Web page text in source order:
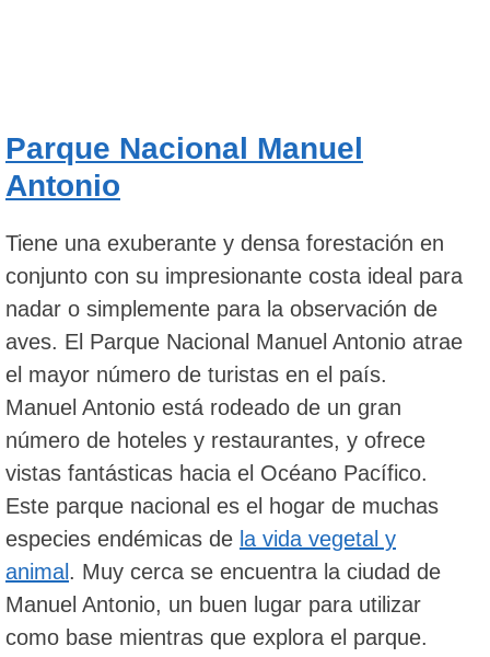
Parque Nacional Manuel
Antonio
Tiene una exuberante y densa forestación en
conjunto con su impresionante costa ideal para
nadar o simplemente para la observación de
aves. El Parque Nacional Manuel Antonio atrae
el mayor número de turistas en el país.
Manuel Antonio está rodeado de un gran
número de hoteles y restaurantes, y ofrece
vistas fantásticas hacia el Océano Pacífico.
Este parque nacional es el hogar de muchas
especies endémicas de la vida vegetal y
animal . Muy cerca se encuentra la ciudad de
Manuel Antonio, un buen lugar para utilizar
como base mientras que explora el parque.